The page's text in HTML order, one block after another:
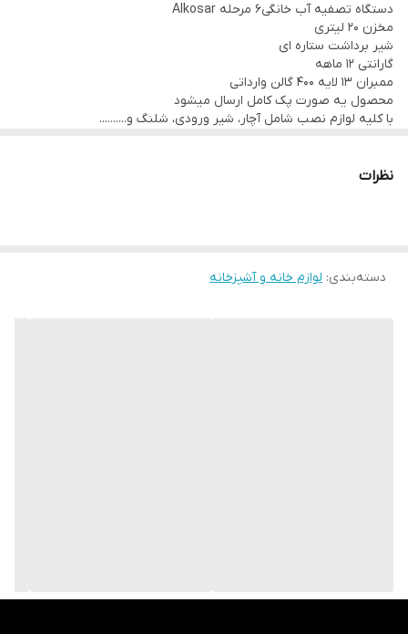
دستگاه تصفیه آب خانگی6 مرحله Alkosar
مخزن 20 لیتری
شیر برداشت ستاره ای
گارانتی 12 ماهه
ممبران 13 لایه 400 گالن وارداتی
محصول یه صورت پک کامل ارسال میشود
با کلیه لوازم نصب شامل آچار، شیر ورودی، شلنگ و..........
نظرات
دسته‌بندی: لوازم خانه و آشپزخانه